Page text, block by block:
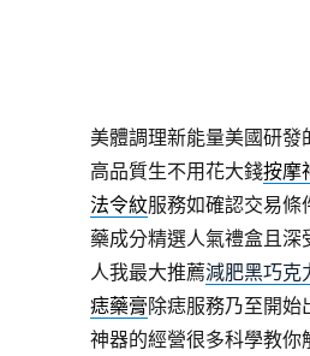
美體調理新能量美國研發
高品質生不用花大錢按摩
法令紋服務如確認交易條
藥成分精選人氣禮盒且深
人我最大推薦減肥黑巧克
痣藥膏除痣服務乃至開
神器的經營很多科學教